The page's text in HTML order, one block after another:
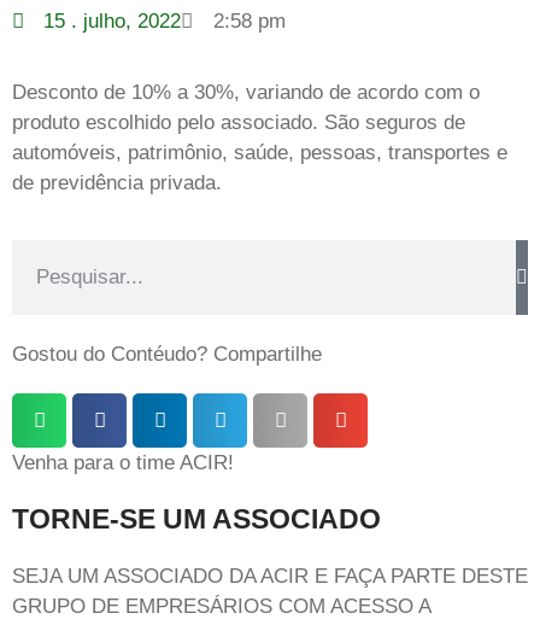
15 . julho, 2022 2:58 pm
Desconto de 10% a 30%, variando de acordo com o
produto escolhido pelo associado. São seguros de
automóveis, patrimônio, saúde, pessoas, transportes e
de previdência privada.
Gostou do Contéudo? Compartilhe
Venha para o time ACIR!
TORNE-SE UM ASSOCIADO
SEJA UM ASSOCIADO DA ACIR E FAÇA PARTE DESTE
GRUPO DE EMPRESÁRIOS COM ACESSO A